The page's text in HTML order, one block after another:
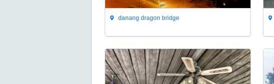
danang dragon bridge